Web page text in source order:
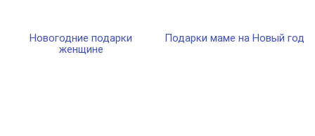
Новогодние подарки
женщине
Подарки маме на Новый год